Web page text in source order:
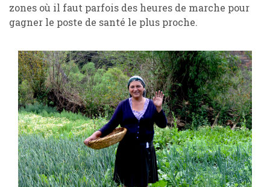
zones où il faut parfois des heures de marche pour
gagner le poste de santé le plus proche.